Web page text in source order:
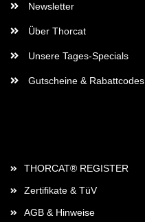
Newsletter
Über Thorcat
Unsere Tages-Specials
Gutscheine & Rabattcodes
THORCAT® REGISTER
Zertifikate & TüV
AGB & Hinweise